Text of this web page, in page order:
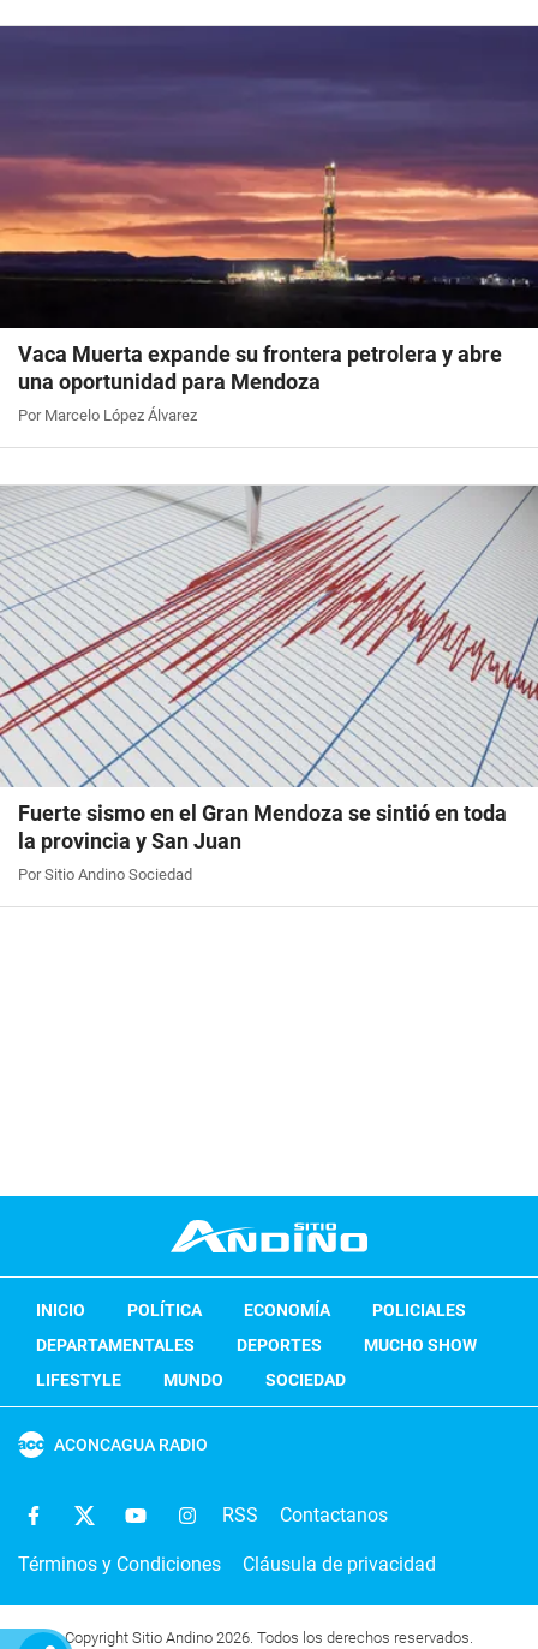
Vaca Muerta expande su frontera petrolera y abre
una oportunidad para Mendoza
Por Marcelo López Álvarez
Fuerte sismo en el Gran Mendoza se sintió en toda
la provincia y San Juan
Por Sitio Andino Sociedad
INICIO POLÍTICA ECONOMÍA
POLICIALES
DEPARTAMENTALES
DEPORTES
MUCHO SHOW
LIFESTYLE
MUNDO SOCIEDAD
ACONCAGUA RADIO
RSS Contactanos
Términos y Condiciones Cláusula de privacidad
Copyright Sitio Andino 2026. Todos los derechos reservados.